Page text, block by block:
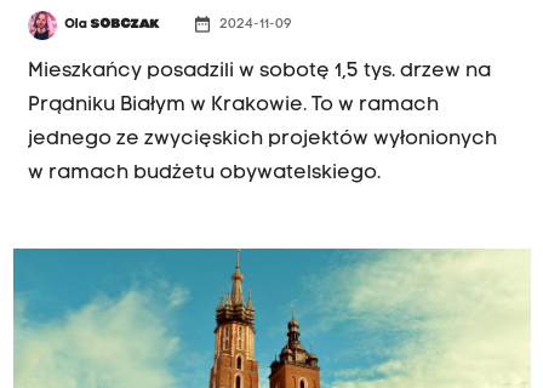
OlaSOBCZAK date_range 2024-11-09
Mieszkańcy posadzili w sobotę 1,5 tys. drzew na
Prądniku Białym w Krakowie. To w ramach
jednego ze zwycięskich projektów wyłonionych
w ramach budżetu obywatelskiego.